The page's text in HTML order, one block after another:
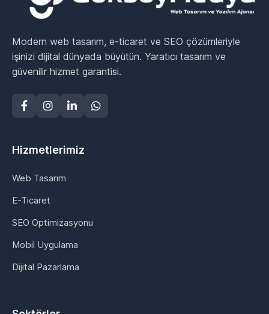
Modern web tasarım, e-ticaret ve SEO çözümleriyle
işinizi dijital dünyada büyütün. Yaratıcı tasarım ve
güvenilir hizmet garantisi.
Hizmetlerimiz
Web Tasarım
E-Ticaret
SEO Optimizasyonu
Mobil Uygulama
Dijital Pazarlama